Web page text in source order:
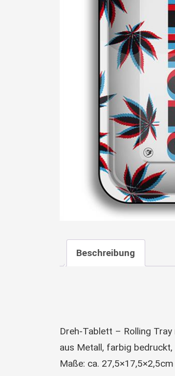
Beschreibung
Dreh-Tablett – Rolling Tray
aus Metall, farbig bedruckt,
Maße: ca. 27,5×17,5×2,5cm